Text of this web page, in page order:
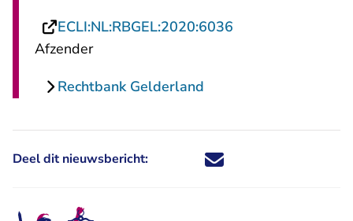
ECLI:NL:RBGEL:2020:6036
Afzender
Rechtbank Gelderland
Deel dit nieuwsbericht: Deel dit nieuwsbericht via X -
Deel dit nieuwsbericht via
Deel dit nieuwsbericht
Deel dit